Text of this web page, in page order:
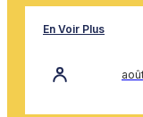
En Voir Plus